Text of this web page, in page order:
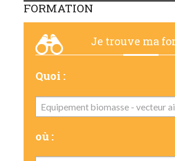
FORMATION
Je trouve ma
Quoi :
Equipement biomasse - vecteur
où :